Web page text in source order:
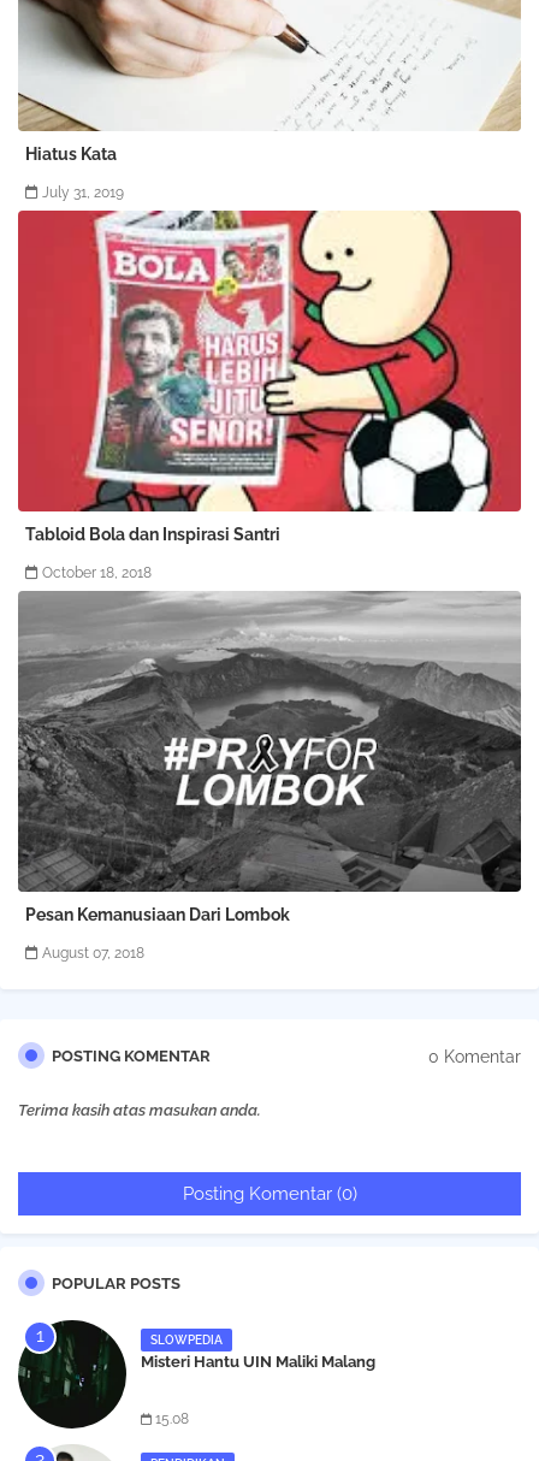
Hiatus Kata
July 31, 2019
Tabloid Bola dan Inspirasi Santri
October 18, 2018
Pesan Kemanusiaan Dari Lombok
August 07, 2018
POSTING KOMENTAR 0 Komentar
Terima kasih atas masukan anda.
Posting Komentar (0)
POPULAR POSTS
SLOWPEDIA
Misteri Hantu UIN Maliki Malang
15.08